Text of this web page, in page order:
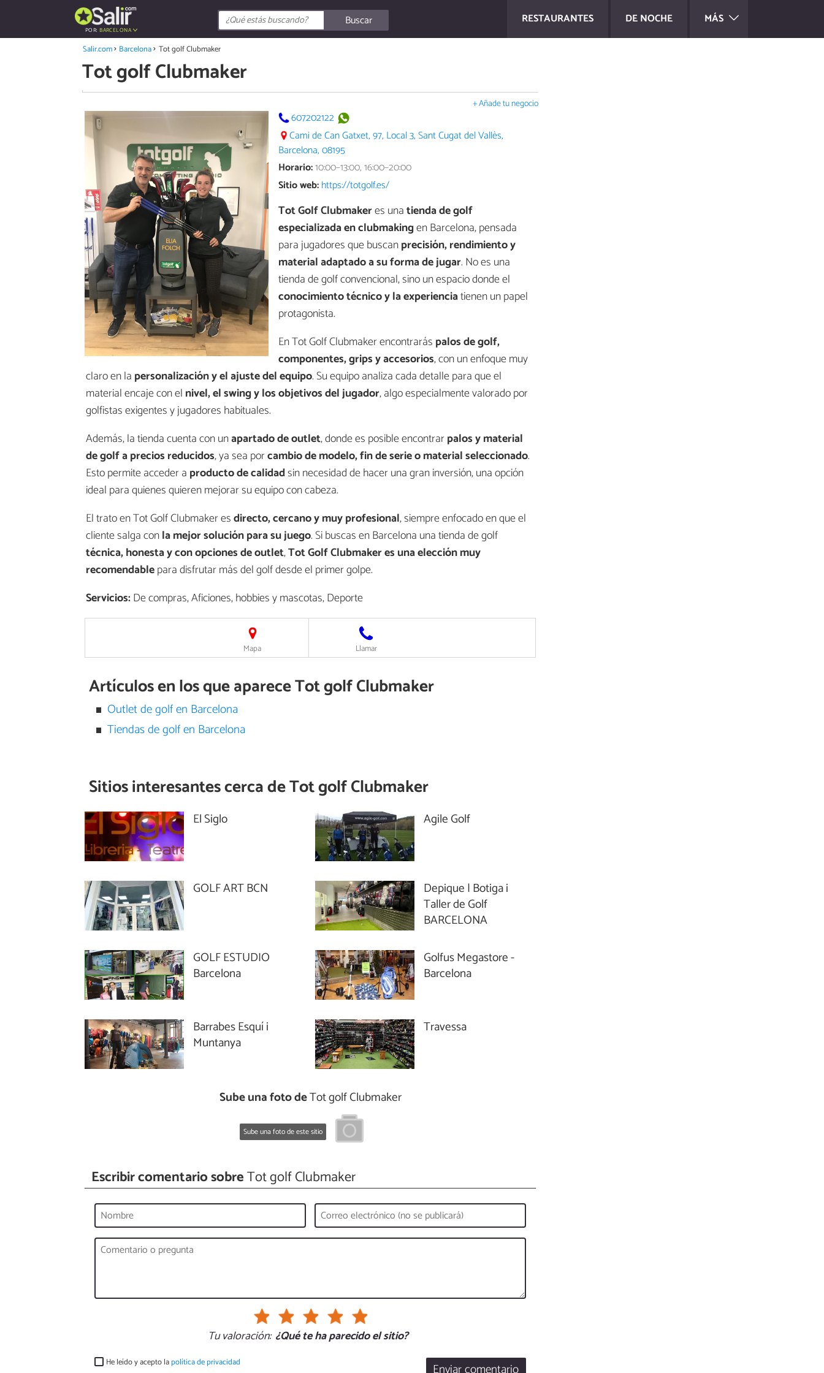
RESTAURANTES DE NOCHE MÁS
POR:BARCELONA
Buscar
Salir.com Barcelona Tot golf Clubmaker
Tot golf Clubmaker
+ Añade tu negocio
607202122
Cami de Can Gatxet, 97, Local 3, Sant Cugat del Vallès,
Barcelona, 08195
Horario:10:00–13:00, 16:00–20:00
Sitio web:https://totgolf.es/
Tot Golf Clubmakeres unatienda de golf
especializada en clubmakingen Barcelona, pensada
para jugadores que buscanprecisión, rendimiento y
material adaptado a su forma de jugar. No es una
tienda de golf convencional, sino un espacio donde el
conocimiento técnico y la experienciatienen un papel
protagonista.
En Tot Golf Clubmaker encontrarás palos de golf,
componentes, grips y accesorios, con un enfoque muy
claro en la personalización y el ajuste del equipo. Su equipo analiza cada detalle para que el
material encaje con el nivel, el swing y los objetivos del jugador, algo especialmente valorado por
golfistas exigentes y jugadores habituales.
Además, la tienda cuenta con unapartado de outlet, donde es posible encontrarpalos y material
de golf a precios reducidos, ya sea porcambio de modelo, fin de serie o material seleccionado.
Esto permite acceder a producto de calidadsin necesidad de hacer una gran inversión, una opción
ideal para quienes quieren mejorar su equipo con cabeza.
El trato en Tot Golf Clubmaker esdirecto, cercano y muy profesional, siempre enfocado en que el
cliente salga conla mejor solución para su juego. Si buscas en Barcelona una tienda de golf
técnica, honesta y con opciones de outlet,Tot Golf Clubmaker es una elección muy
recomendablepara disfrutar más del golf desde el primer golpe.
Servicios:De compras, Aficiones, hobbies y mascotas, Deporte
Mapa Llamar
Artículos en los que aparece Tot golf Clubmaker
Outlet de golf en Barcelona
Tiendas de golf en Barcelona
Sitios interesantes cerca deTot golf Clubmaker
El Siglo Agile Golf
GOLF ART BCN
Depique | Botiga i
Taller de Golf
BARCELONA
GOLF ESTUDIO
Barcelona
Golfus Megastore -
Barcelona
Barrabes Esquí i
Muntanya
Travessa
Sube una foto deTot golf Clubmaker
Sube una foto de este sitio
Escribir comentario sobreTot golf Clubmaker
Tu valoración: ¿Qué te ha parecido el sitio?
He leído y acepto lapolítica de privacidad